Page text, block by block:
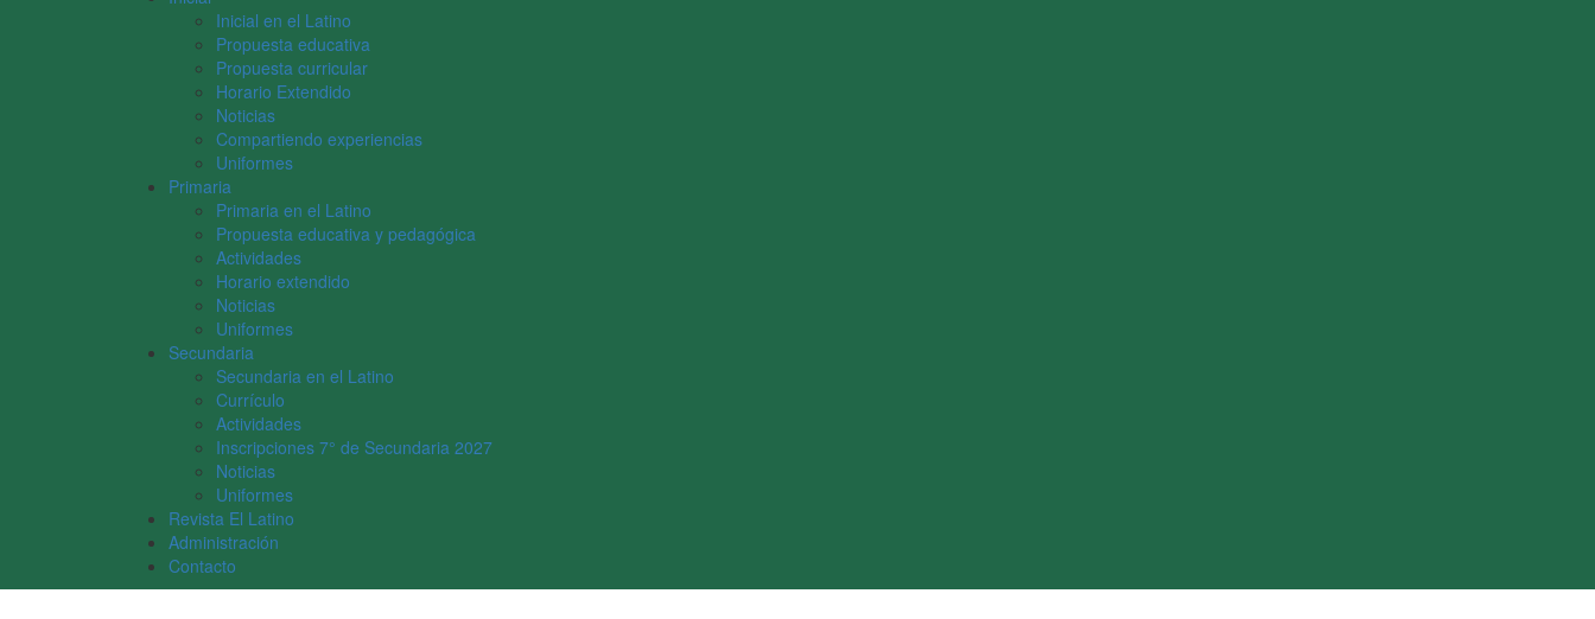
Inicial en el Latino
Propuesta educativa
Propuesta curricular
Horario Extendido
Noticias
Compartiendo experiencias
Uniformes
Primaria
Primaria en el Latino
Propuesta educativa y pedagógica
Actividades
Horario extendido
Noticias
Uniformes
Secundaria
Secundaria en el Latino
Currículo
Actividades
Inscripciones 7° de Secundaria 2027
Noticias
Uniformes
Revista El Latino
Administración
Contacto